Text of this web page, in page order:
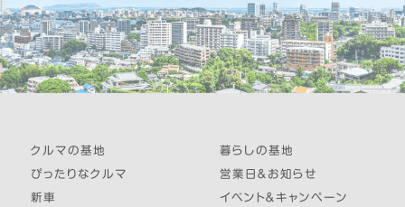
クルマの基地
ぴったりなクルマ
新車
暮らしの基地
営業日＆お知らせ
イベント＆キャンペーン